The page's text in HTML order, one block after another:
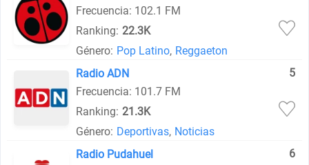
Frecuencia: 102.1 FM
Ranking: 22.3K
Género: Pop Latino, Reggaeton
Radio ADN
5
Frecuencia: 101.7 FM
Ranking: 21.3K
Género: Deportivas, Noticias
Radio Pudahuel
6